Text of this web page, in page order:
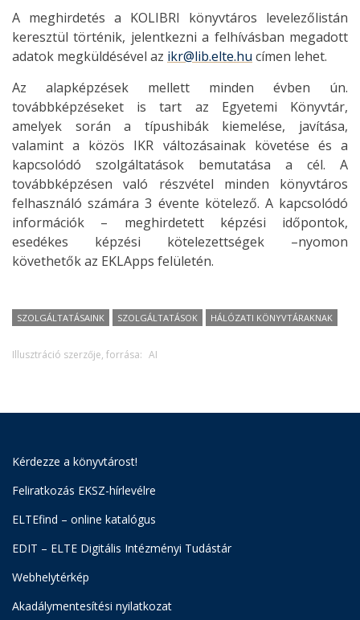
A meghirdetés a KOLIBRI könyvtáros levelezőlistán
keresztül történik, jelentkezni a felhívásban megadott
adatok megküldésével az ikr@lib.elte.hu címen lehet.
Az alapképzések mellett minden évben ún.
továbbképzéseket is tart az Egyetemi Könyvtár,
amelyek során a típushibák kiemelése, javítása,
valamint a közös IKR változásainak követése és a
kapcsolódó szolgáltatások bemutatása a cél. A
továbbképzésen való részvétel minden könyvtáros
felhasználó számára 3 évente kötelező. A kapcsolódó
információk – meghirdetett képzési időpontok,
esedékes képzési kötelezettségek –nyomon
követhetők az EKLApps felületén.
SZOLGÁLTATÁSAINK SZOLGÁLTATÁSOK HÁLÓZATI KÖNYVTÁRAKNAK
Illusztráció szerzője, forrása: AI
Kérdezze a könyvtárost!
Feliratkozás EKSZ-hírlevélre
ELTEfind – online katalógus
EDIT – ELTE Digitális Intézményi Tudástár
Webhelytérkép
Akadálymentesítési nyilatkozat